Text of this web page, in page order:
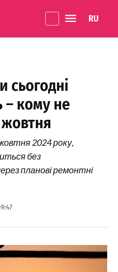
сьогодні
– кому не
2024 року,
без
планові ремонтні